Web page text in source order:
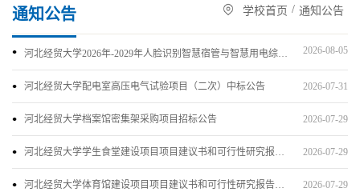
通知公告 学校首页 / 通知公告
河北经贸大学2026年-2029年人脸识别智慧宿管与智慧用电综合管理系统运维项目废标公... 2026-08-05
河北经贸大学配电室高压电气试验项目（二次）中标公告 2026-07-31
河北经贸大学档案馆密集架采购项目招标公告 2026-07-29
河北经贸大学学生食堂建设项目项目建议书和可行性研究报告编制竞争性磋商公告 2026-07-29
河北经贸大学体育馆建设项目项目建议书和可行性研究报告编制成交公告 2026-07-29